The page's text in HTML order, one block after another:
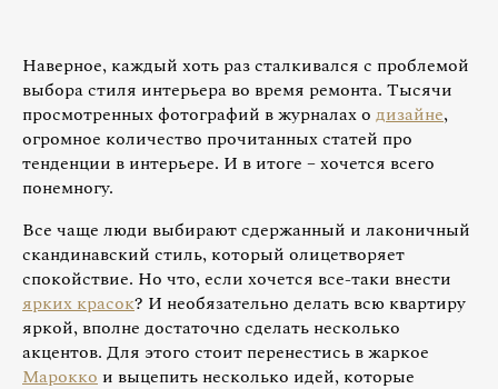
Наверное, каждый хоть раз сталкивался с проблемой
выбора стиля интерьера во время ремонта. Тысячи
просмотренных фотографий в журналах о дизайне,
огромное количество прочитанных статей про
тенденции в интерьере. И в итоге – хочется всего
понемногу.
Все чаще люди выбирают сдержанный и лаконичный
скандинавский стиль, который олицетворяет
спокойствие. Но что, если хочется все-таки внести
ярких красок? И необязательно делать всю квартиру
яркой, вполне достаточно сделать несколько
акцентов. Для этого стоит перенестись в жаркое
Марокко и выцепить несколько идей, которые